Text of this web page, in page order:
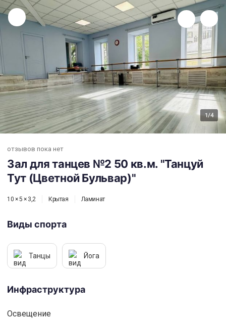
1/4
Зал для танцев №2 50 кв.м. "Танцуй Тут (Цветной Бульвар)"
отзывов пока нет
Зал для танцев №2 50 кв.м. "Танцуй
Тут (Цветной Бульвар)"
10 × 5 × 3,2 Крытая Ламинат
Виды спорта
Танцы Йога
Инфраструктура
Освещениe